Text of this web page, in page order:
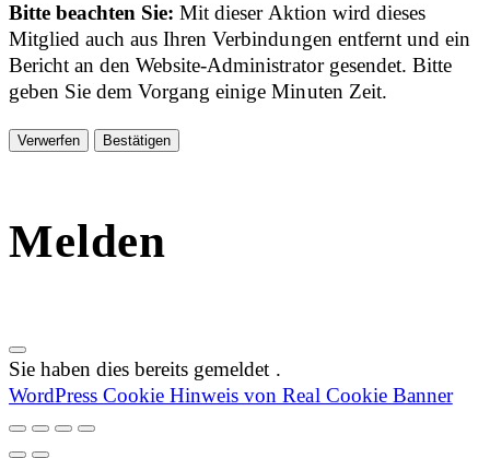
Bitte beachten Sie:Mit dieser Aktion wird dieses
Mitglied auch aus Ihren Verbindungen entfernt und ein
Bericht an den Website-Administrator gesendet. Bitte
geben Sie dem Vorgang einige Minuten Zeit.
Bestätigen
Melden
Sie haben dies bereits gemeldet .
WordPress Cookie Hinweis von Real Cookie Banner